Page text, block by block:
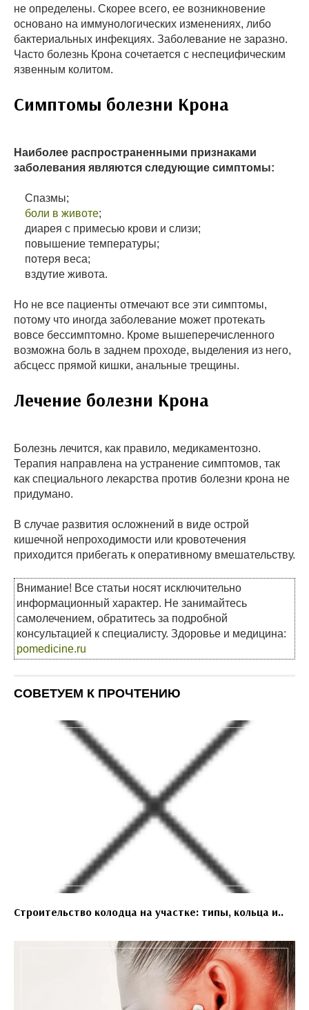
не определены. Скорее всего, ее возникновение
основано на иммунологических изменениях, либо
бактериальных инфекциях. Заболевание не заразно.
Часто болезнь Крона сочетается с неспецифическим
язвенным колитом.
Симптомы болезни Крона
Наиболее распространенными признаками
заболевания являются следующие симптомы:
Спазмы;
боли в животе;
диарея с примесью крови и слизи;
повышение температуры;
потеря веса;
вздутие живота.
Но не все пациенты отмечают все эти симптомы,
потому что иногда заболевание может протекать
вовсе бессимптомно. Кроме вышеперечисленного
возможна боль в заднем проходе, выделения из него,
абсцесс прямой кишки, анальные трещины.
Лечение болезни Крона
Болезнь лечится, как правило, медикаментозно.
Терапия направлена на устранение симптомов, так
как специального лекарства против болезни крона не
придумано.
В случае развития осложнений в виде острой
кишечной непроходимости или кровотечения
приходится прибегать к оперативному вмешательству.
Внимание! Все статьи носят исключительно
информационный характер. Не занимайтесь
самолечением, обратитесь за подробной
консультацией к специалисту. Здоровье и медицина:
pomedicine.ru
СОВЕТУЕМ К ПРОЧТЕНИЮ
Строительство колодца на участке: типы, кольца и..